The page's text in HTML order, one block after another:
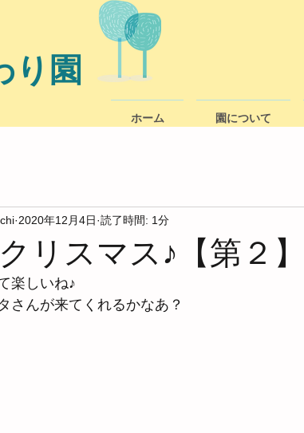
り園
ホーム 園について
リスマス♪【第２】
2020年12月4日 読了時間: 1分
楽しいね♪
さんが来てくれるかなあ？